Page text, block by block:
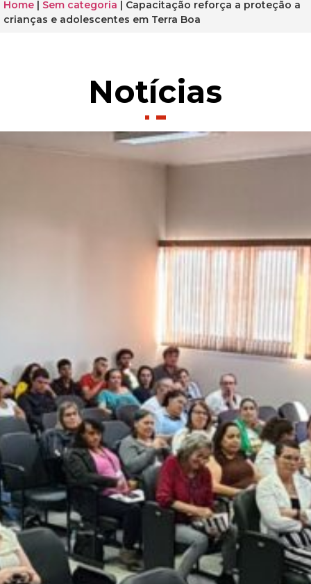
Home | Sem categoria | Capacitação reforça a proteção a
crianças e adolescentes em Terra Boa
Notícias